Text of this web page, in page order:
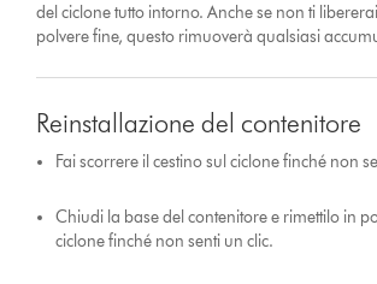
del ciclone tutto intorno. Anche se non ti
polvere fine, questo rimuoverà qualsiasi
Reinstallazione del contenitore
Fai scorrere il cestino sul ciclone finché non
Chiudi la base del contenitore e rimettilo in
ciclone finché non senti un clic.